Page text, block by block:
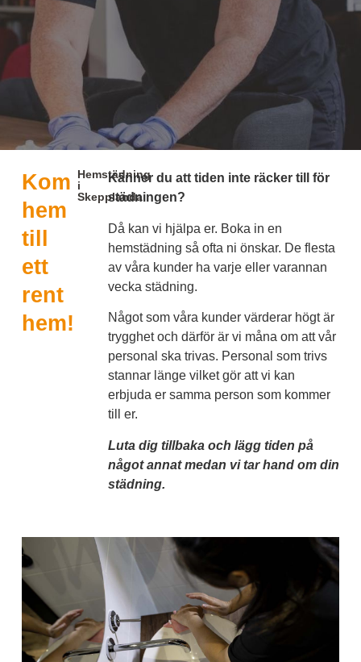
Kom
hem
till
ett
rent
hem!
Hemstädning
i
Skepplanda
Känner du att tiden inte räcker till för
städningen?
Då kan vi hjälpa er. Boka in en
hemstädning så ofta ni önskar. De flesta
av våra kunder ha varje eller varannan
vecka städning.
Något som våra kunder värderar högt är
trygghet och därför är vi måna om att vår
personal ska trivas. Personal som trivs
stannar länge vilket gör att vi kan
erbjuda er samma person som kommer
till er.
Luta dig tillbaka och lägg tiden på
något annat medan vi tar hand om din
städning.